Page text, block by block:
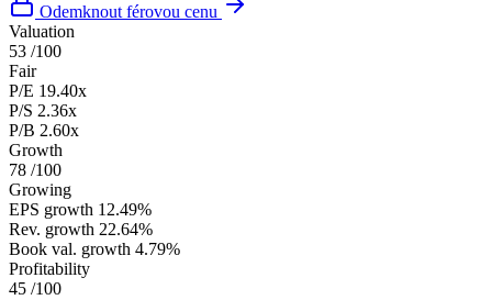
Odemknout férovou cenu
Valuation
53 /100
Fair
P/E 19.40x
P/S 2.36x
P/B 2.60x
Growth
78 /100
Growing
EPS growth 12.49%
Rev. growth 22.64%
Book val. growth 4.79%
Profitability
45 /100